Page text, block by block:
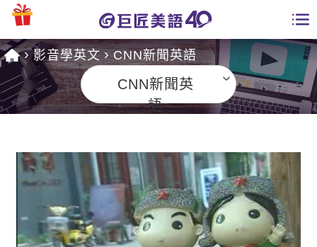
課程總覽
英文課程總表
英文會話
商用英文
全國分校
免費資源
學員專區
影音學英文 CNN新聞英語
CNN新聞英
語